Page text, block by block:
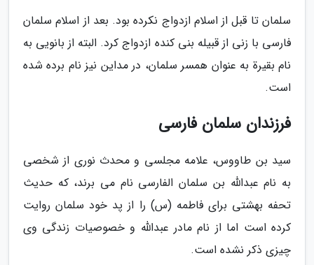
سلمان تا قبل از اسلام ازدواج نکرده بود. بعد از اسلام سلمان
فارسی با زنی از قبیله بنی کنده ازدواج کرد. البته از بانویی به
نام بقیرة به عنوان همسر سلمان، در مداین نیز نام برده شده
است.
فرزندان سلمان فارسی
سید بن طاووس، علامه مجلسی و محدث نوری از شخصی
به نام عبدالله بن سلمان الفارسی نام می برند، که حدیث
تحفه بهشتی برای فاطمه (س) را از پد خود سلمان روایت
کرده است اما از نام مادر عبدالله و خصوصیات زندگی وی
چیزی ذکر نشده است.